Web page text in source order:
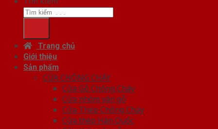
Trang chủ
Giới thiệu
Sản phẩm
CỬA CHỐNG CHÁY
Cửa Gỗ Chống Cháy
Cửa nhôm vân gỗ
Cửa Thép Chống Cháy
Cửa thép Hàn Quốc